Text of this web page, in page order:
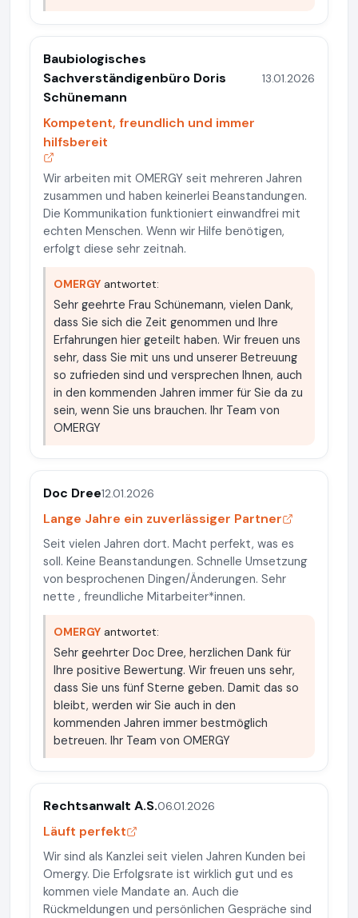
Baubiologisches
Sachverständigenbüro Doris
Schünemann
13.01.2026
Kompetent, freundlich und immer
hilfsbereit
Wir arbeiten mit OMERGY seit mehreren Jahren
zusammen und haben keinerlei Beanstandungen.
Die Kommunikation funktioniert einwandfrei mit
echten Menschen. Wenn wir Hilfe benötigen,
erfolgt diese sehr zeitnah.
OMERGY antwortet:
Sehr geehrte Frau Schünemann, vielen Dank,
dass Sie sich die Zeit genommen und Ihre
Erfahrungen hier geteilt haben. Wir freuen uns
sehr, dass Sie mit uns und unserer Betreuung
so zufrieden sind und versprechen Ihnen, auch
in den kommenden Jahren immer für Sie da zu
sein, wenn Sie uns brauchen. Ihr Team von
OMERGY
Doc Dree12.01.2026
Lange Jahre ein zuverlässiger Partner
Seit vielen Jahren dort. Macht perfekt, was es
soll. Keine Beanstandungen. Schnelle Umsetzung
von besprochenen Dingen/Änderungen. Sehr
nette , freundliche Mitarbeiter*innen.
OMERGY antwortet:
Sehr geehrter Doc Dree, herzlichen Dank für
Ihre positive Bewertung. Wir freuen uns sehr,
dass Sie uns fünf Sterne geben. Damit das so
bleibt, werden wir Sie auch in den
kommenden Jahren immer bestmöglich
betreuen. Ihr Team von OMERGY
Rechtsanwalt A.S.06.01.2026
Läuft perfekt
Wir sind als Kanzlei seit vielen Jahren Kunden bei
Omergy. Die Erfolgsrate ist wirklich gut und es
kommen viele Mandate an. Auch die
Rückmeldungen und persönlichen Gespräche sind